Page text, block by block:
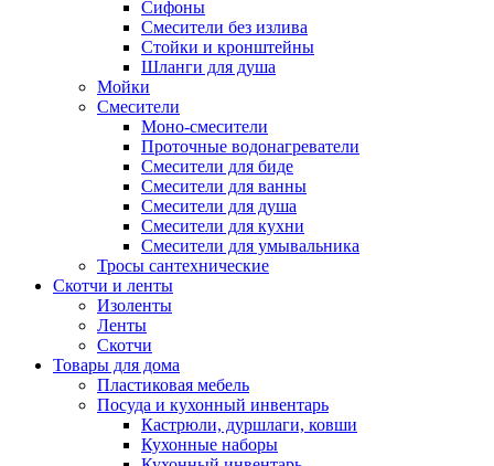
Сифоны
Смесители без излива
Стойки и кронштейны
Шланги для душа
Мойки
Смесители
Моно-смесители
Проточные водонагреватели
Смесители для биде
Смесители для ванны
Смесители для душа
Смесители для кухни
Смесители для умывальника
Тросы сантехнические
Скотчи и ленты
Изоленты
Ленты
Скотчи
Товары для дома
Пластиковая мебель
Посуда и кухонный инвентарь
Кастрюли, дуршлаги, ковши
Кухонные наборы